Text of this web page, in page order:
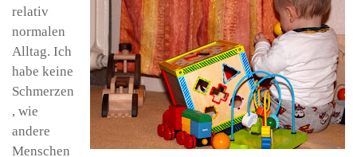
relativ
normalen
Alltag. Ich
habe keine
Schmerzen
, wie
andere
Menschen